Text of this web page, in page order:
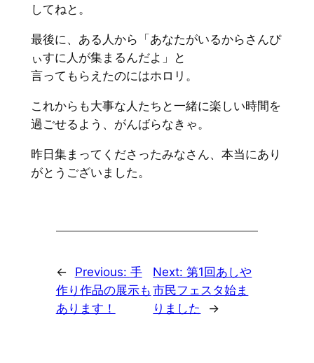
してねと。
最後に、ある人から「あなたがいるからさんぴ
ぃすに人が集まるんだよ」と
言ってもらえたのにはホロリ。
これからも大事な人たちと一緒に楽しい時間を
過ごせるよう、がんばらなきゃ。
昨日集まってくださったみなさん、本当にあり
がとうございました。
← Previous: 手
作り作品の展示も
あります！
Next:第1回あしや
市民フェスタ始ま
りました
→